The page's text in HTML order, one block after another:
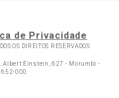
de Privacidade
OS DIREITOS RESERVADOS
Albert Einstein, 627 - Morumbi -
000